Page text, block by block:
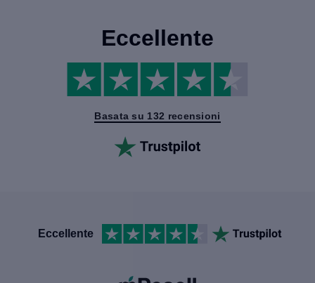
Eccellente
Basata su 132 recensioni
Eccellente